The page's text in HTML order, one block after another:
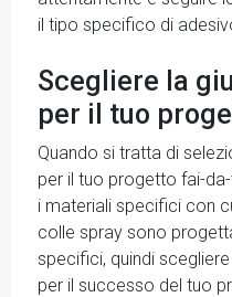
il tipo specifico di
Scegliere la
per il tuo
Quando si tratta di
per il tuo progetto fai-
i materiali specifici con
colle spray sono
specifici, quindi
per il successo del tuo